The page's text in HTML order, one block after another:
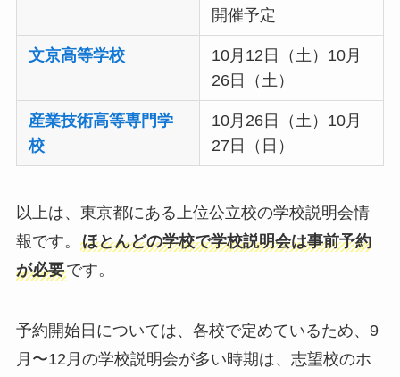
開催予定
文京高等学校
10月12日（土）10月
26日（土）
産業技術高等専門学
校
10月26日（土）10月
27日（日）
以上は、東京都にある上位公立校の学校説明会情
報です。 ほとんどの学校で学校説明会は事前予約
が必要です。
予約開始日については、各校で定めているため、9
月〜12月の学校説明会が多い時期は、志望校のホ